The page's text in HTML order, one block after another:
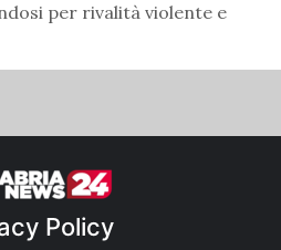
per rivalità violente e
Policy